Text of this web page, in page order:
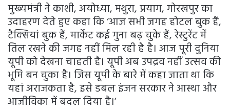
मुख्यमंत्री ने काशी, अयोध्या, मथुरा, प्रयाग, गोरखपुर का
उदाहरण देते हुए कहा कि ‘आज सभी जगह होटल बुक हैं,
टैक्सियां बुक हैं, मार्केट कई गुना बढ़ चुके हैं, रेस्टुरेंट में
तिल रखने की जगह नहीं मिल रही है है। आज पूरी दुनिया
यूपी को देखना चाहती है। यूपी अब उपद्रव नहीं उत्सव की
भूमि बन चुका है। जिस यूपी के बारे में कहा जाता था कि
यहां अराजकता है, इसे डबल इंजन सरकार ने आस्था और
आजीविका में बदल दिया है।’